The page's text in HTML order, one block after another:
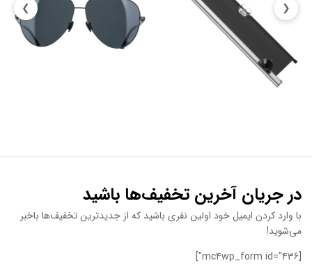
❯ ❮
در جریان آخرین تخفیف‌ها باشید
با وارد کردن ایمیل خود اولین نفری باشید که از جدیدترین تخفیف‌ها باخبر
می‌شوید!
[mc4wp_form id="436"]